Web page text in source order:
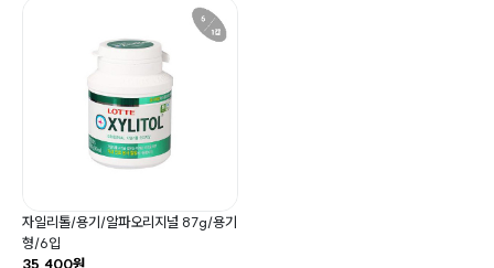
자일리톨/용기/알파오리지널 87g/용기
형/6입
35,400원